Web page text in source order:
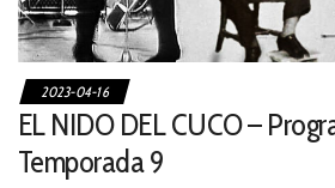
2023-04-16
EL NIDO DEL CUCO –
Temporada 9